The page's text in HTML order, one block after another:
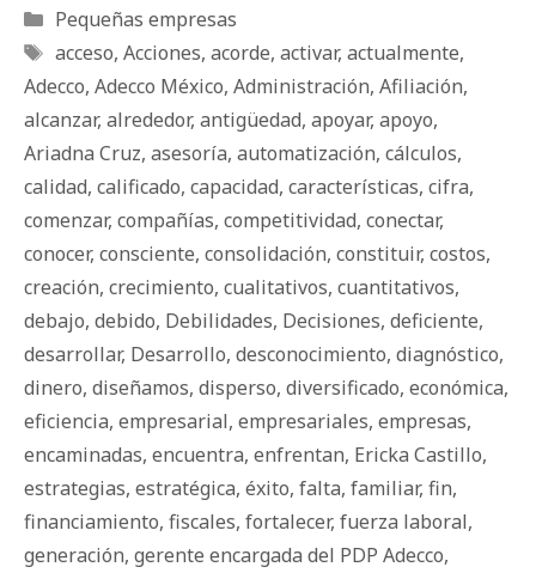
Categorías
Pequeñas empresas
Etiquetas
acceso, Acciones, acorde, activar, actualmente,
Adecco, Adecco México, Administración, Afiliación,
alcanzar, alrededor, antigüedad, apoyar, apoyo,
Ariadna Cruz, asesoría, automatización, cálculos,
calidad, calificado, capacidad, características, cifra,
comenzar, compañías, competitividad, conectar,
conocer, consciente, consolidación, constituir, costos,
creación, crecimiento, cualitativos, cuantitativos,
debajo, debido, Debilidades, Decisiones, deficiente,
desarrollar, Desarrollo, desconocimiento, diagnóstico,
dinero, diseñamos, disperso, diversificado, económica,
eficiencia, empresarial, empresariales, empresas,
encaminadas, encuentra, enfrentan, Ericka Castillo,
estrategias, estratégica, éxito, falta, familiar, fin,
financiamiento, fiscales, fortalecer, fuerza laboral,
generación, gerente encargada del PDP Adecco,